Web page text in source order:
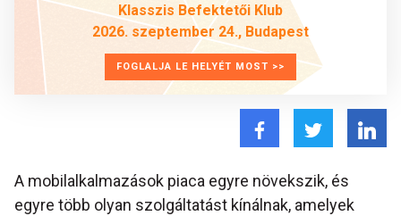
Klasszis Befektetői Klub
2026. szeptember 24., Budapest
FOGLALJA LE HELYÉT MOST >>
A mobilalkalmazások piaca egyre növekszik, és
egyre több olyan szolgáltatást kínálnak, amelyek